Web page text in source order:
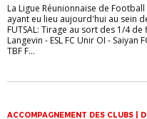
La Ligue Réunionnaise de
ayant eu lieu aujourd'hui au sein
FUTSAL: Tirage au sort des 1/4
Langevin - ESL FC Unir OI - Saiyan
TBF F...
ACCOMPAGNEMENT DES CLUBS |